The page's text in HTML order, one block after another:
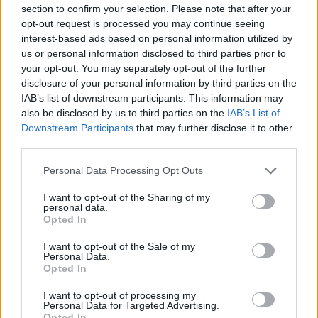
section to confirm your selection. Please note that after your
opt-out request is processed you may continue seeing
interest-based ads based on personal information utilized by
us or personal information disclosed to third parties prior to
your opt-out. You may separately opt-out of the further
disclosure of your personal information by third parties on the
IAB’s list of downstream participants. This information may
also be disclosed by us to third parties on the IAB’s List of
Downstream Participants that may further disclose it to other
Personal Data Processing Opt Outs
I want to opt-out of the Sharing of my
personal data.
Opted In
I want to opt-out of the Sale of my
Personal Data.
Opted In
I want to opt-out of processing my
Personal Data for Targeted Advertising.
Θεματική: «ΒΙΑ ένα από τα πλέον σύνθετα και
πολυδιάστατα φαινόμενα».
Η Βία αποτελεί μάστιγα της εποχής μας σε
παγκόσμια κλίμακα και πρέπει να λάβει τα μέτρα
της η κοινωνία.
8) κ.Μιχάλης Ονουφριάδης(Εκδότης -
συμπεριφορά».
9) κ.Γιώργος Παπαπροδρόμου
Νομικής ΑΠΘ - πρώην Δ/ντής Διεύθυνσης Δίωξης